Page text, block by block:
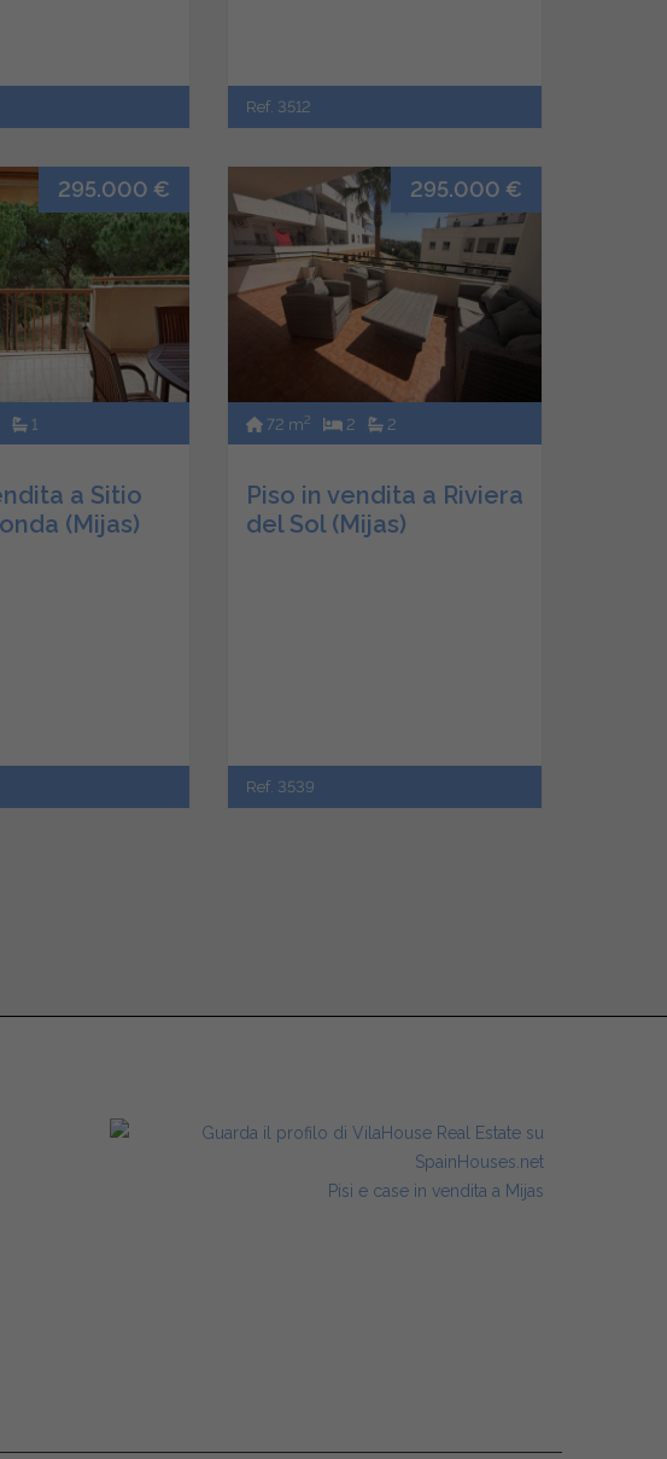
Ref. 3512
295.000 €
1
a Sitio
(Mijas)
295.000 €
72 m2 2 2
Piso in vendita a Riviera
del Sol (Mijas)
Ref. 3539
Pisi e case in vendita a Mijas